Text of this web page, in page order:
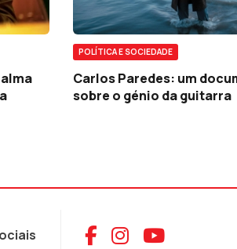
POLÍTICA E SOCIEDADE
Carlos Paredes: um
sobre o génio da guitarra
Aceder ao
Aceder ao
Aceder